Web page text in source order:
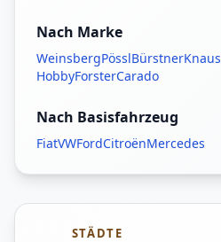
Nach Marke
WeinsbergPösslBürstnerKnaus
HobbyForsterCarado
Nach Basisfahrzeug
FiatVWFordCitroënMercedes
STÄDTE